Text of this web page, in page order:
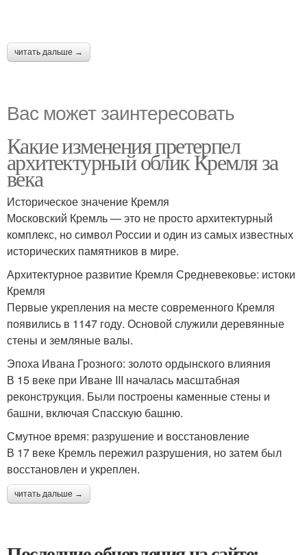
читать дальше →
Вас может заинтересовать
Какие изменения претерпел
архитектурный облик Кремля за
века
Историческое значение Кремля
Московский Кремль — это не просто архитектурный
комплекс, но символ России и один из самых известных
исторических памятников в мире.
Архитектурное развитие Кремля Средневековье: истоки
Кремля
Первые укрепления на месте современного Кремля
появились в 1147 году. Основой служили деревянные
стены и земляные валы.
Эпоха Ивана Грозного: золото ордынского влияния
В 15 веке при Иване III началась масштабная
реконструкция. Были построены каменные стены и
башни, включая Спасскую башню.
Смутное время: разрушение и восстановление
В 17 веке Кремль пережил разрушения, но затем был
восстановлен и укреплен.
читать дальше →